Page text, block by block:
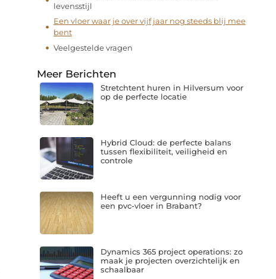
levensstijl
Een vloer waar je over vijf jaar nog steeds blij mee
bent
Veelgestelde vragen
Meer Berichten
Stretchtent huren in Hilversum voor
op de perfecte locatie
Hybrid Cloud: de perfecte balans
tussen flexibiliteit, veiligheid en
controle
Heeft u een vergunning nodig voor
een pvc-vloer in Brabant?
Dynamics 365 project operations: zo
maak je projecten overzichtelijk en
schaalbaar